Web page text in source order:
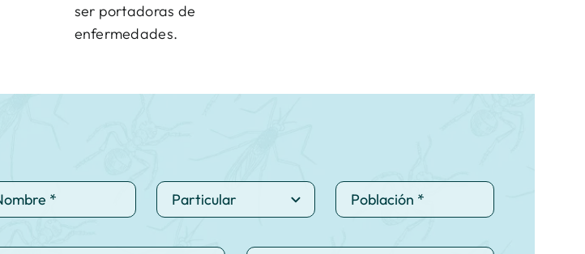
ser portadoras de
enfermedades.